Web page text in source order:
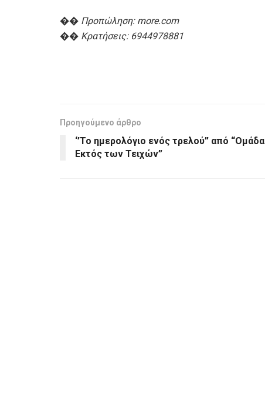
�� Προπώληση: more.com
�� Κρατήσεις: 6944978881
Προηγούμενο άρθρο
‘’Το ημερολόγιο ενός τρελού” από “Ομάδα
Εκτός των Τειχών”